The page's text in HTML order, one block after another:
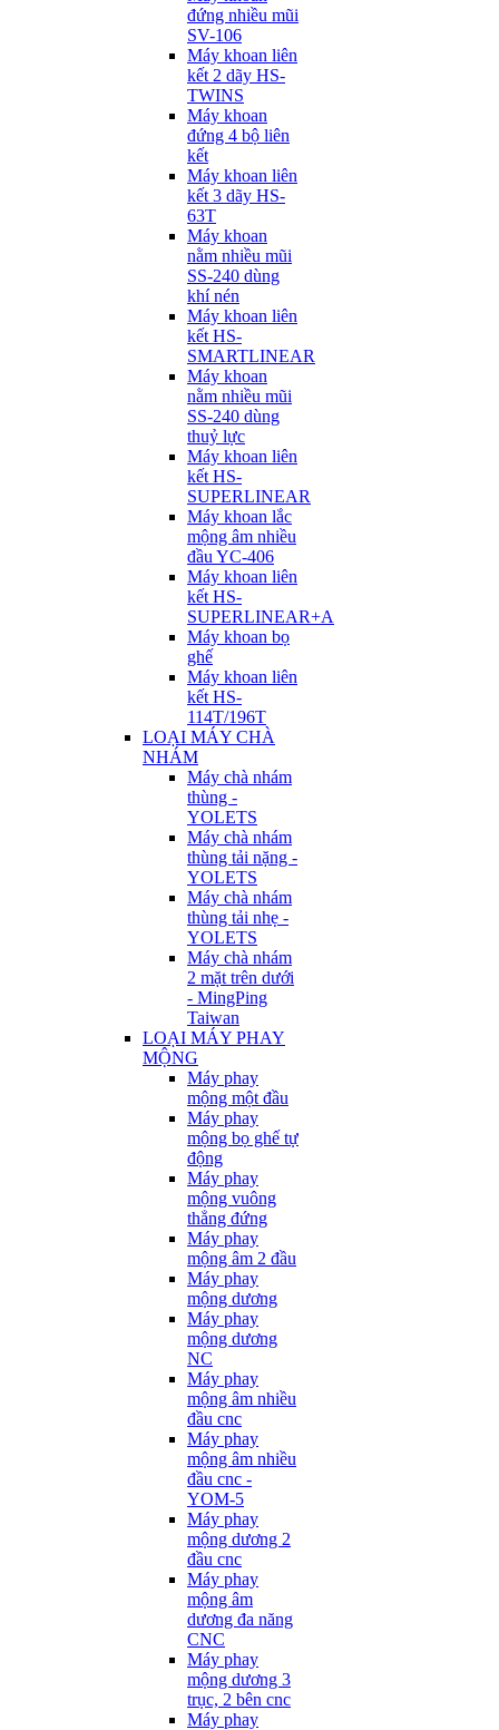
đứng nhiều mũi
SV-106
Máy khoan liên
kết 2 dãy HS-
TWINS
Máy khoan
đứng 4 bộ liên
kết
Máy khoan liên
kết 3 dãy HS-
63T
Máy khoan
nằm nhiều mũi
SS-240 dùng
khí nén
Máy khoan liên
kết HS-
SMARTLINEAR
Máy khoan
nằm nhiều mũi
SS-240 dùng
thuỷ lực
Máy khoan liên
kết HS-
SUPERLINEAR
Máy khoan lắc
mộng âm nhiều
đầu YC-406
Máy khoan liên
kết HS-
SUPERLINEAR+A
Máy khoan bọ
ghế
Máy khoan liên
kết HS-
114T/196T
LOẠI MÁY CHÀ
NHÁM
Máy chà nhám
thùng -
YOLETS
Máy chà nhám
thùng tải nặng -
YOLETS
Máy chà nhám
thùng tải nhẹ -
YOLETS
Máy chà nhám
2 mặt trên dưới
- MingPing
Taiwan
LOẠI MÁY PHAY
MỘNG
Máy phay
mộng một đầu
Máy phay
mộng bọ ghế tự
động
Máy phay
mộng vuông
thẳng đứng
Máy phay
mộng âm 2 đầu
Máy phay
mộng dương
Máy phay
mộng dương
NC
Máy phay
mộng âm nhiều
đầu cnc
Máy phay
mộng âm nhiều
đầu cnc -
YOM-5
Máy phay
mộng dương 2
đầu cnc
Máy phay
mộng âm
dương đa năng
CNC
Máy phay
mộng dương 3
trục, 2 bên cnc
Máy phay